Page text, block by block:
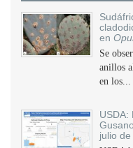
en
Se
anillos
en los...
USDA:
julio